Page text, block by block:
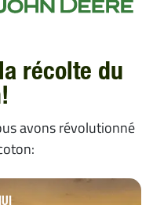
récolte du
avons révolutionné